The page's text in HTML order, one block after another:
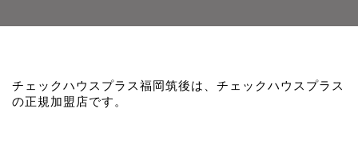
チェックハウスプラス福岡筑後は、チェックハウスプラス
の正規加盟店です。